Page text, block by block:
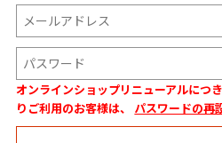
オンラインショップリニューアルにつ
りご利用のお客様は、 パスワードの再